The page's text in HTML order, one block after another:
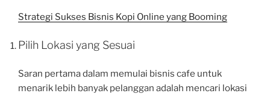
Strategi Sukses Bisnis Kopi Online yang Booming
Pilih Lokasi yang Sesuai
Saran pertama dalam memulai bisnis cafe untuk
menarik lebih banyak pelanggan adalah mencari lokasi